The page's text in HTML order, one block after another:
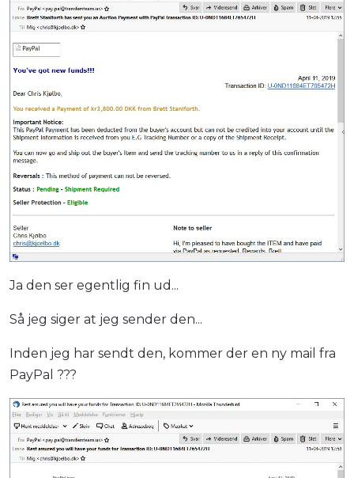
Ja den ser egentlig fin ud...
Så jeg siger at jeg sender den...
Inden jeg har sendt den, kommer der en ny mail fra
PayPal ???